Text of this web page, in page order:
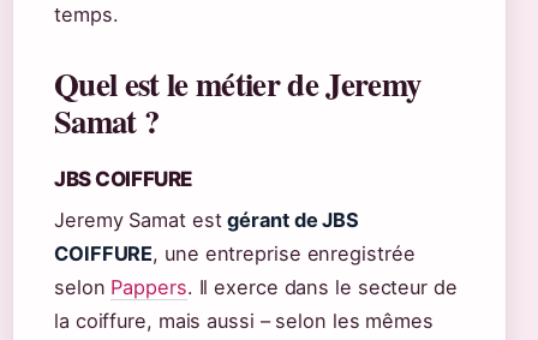
temps.
Quel est le métier de Jeremy
Samat ?
JBS COIFFURE
Jeremy Samat estgérant de JBS
COIFFURE, une entreprise enregistrée
selon Pappers. Il exerce dans le secteur de
la coiffure, mais aussi – selon les mêmes